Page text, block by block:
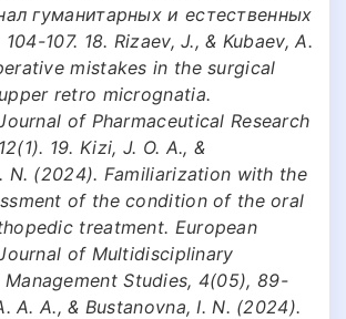
гуманитарных и естественных
107. 18. Rizaev, J., & Kubaev, A.
mistakes in the surgical
retro micrognatia.
of Pharmaceutical Research
19. Kizi, J. O. A., &
N. (2024). Familiarization with the
of the condition of the oral
treatment. European
of Multidisciplinary
Management Studies, 4(05), 89-
A. A., & Bustanovna, I. N. (2024).